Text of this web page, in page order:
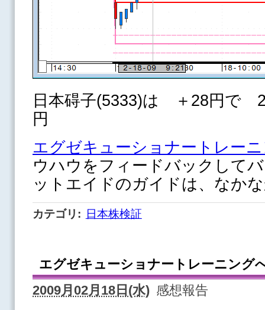
日本碍子(5333)は ＋28円で
円
エグゼキューショナートレー
ウハウをフィードバックして
ットエイドのガイドは、なか
カテゴリ : 日本株検証
エグゼキューショナートレーニング
2009月02月18日(水) 感想報告